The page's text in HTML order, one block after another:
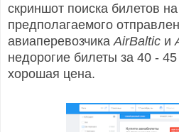
скриншот поиска билетов
предполагаемого
авиаперевозчика AirBaltic и
недорогие билеты за 40 -
хорошая цена.